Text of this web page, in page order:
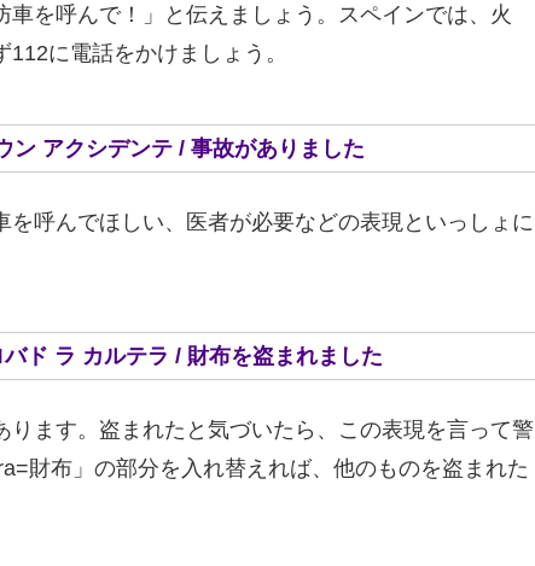
を呼んで！」と伝えましょう。スペインでは、火
に電話をかけましょう。
アクシデンテ / 事故がありました
呼んでほしい、医者が必要などの表現といっしょに
ド ラ カルテラ / 財布を盗まれました
ます。盗まれたと気づいたら、この表現を言って警
財布」の部分を入れ替えれば、他のものを盗まれた